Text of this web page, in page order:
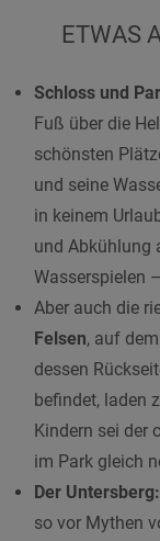
ETWAS
Schloss und
Fuß über die
schönsten
und seine
in keinem
und Abkühlung
Wasserspielen
Aber auch die
Felsen, auf
dessen
befindet, laden
Kindern sei der
im Park gleich
Der Untersberg:
so vor Mythen